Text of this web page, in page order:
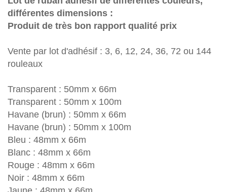
différentes dimensions :
Produit de très bon rapport qualité prix
Vente par lot d'adhésif : 3, 6, 12, 24, 36, 72 ou 144
rouleaux
Transparent : 50mm x 66m
Transparent : 50mm x 100m
Havane (brun) : 50mm x 66m
Havane (brun) : 50mm x 100m
Bleu : 48mm x 66m
Blanc : 48mm x 66m
Rouge : 48mm x 66m
Noir : 48mm x 66m